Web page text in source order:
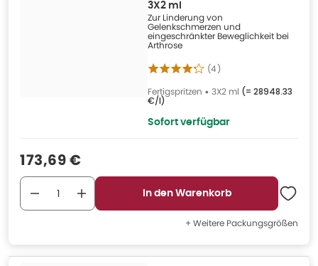
3X2 ml
Zur Linderung von
Gelenkschmerzen und
eingeschränkter Beweglichkeit bei
Arthrose
(4)
Fertigspritzen • 3X2 ml (= 28948.33
€/l)
Sofort verfügbar
Verkaufspreis
173,69 €
In den Warenkorb
+ Weitere Packungsgrößen